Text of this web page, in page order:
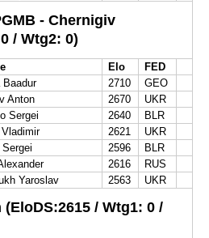
- Chernigiv
/ Wtg2: 0)
Elo
FED
Baadur 2710
GEO
Anton 2670
UKR
Sergei 2640
BLR
2621
UKR
2596
BLR
2616
RUS
Yaroslav 2563 UKR
/ Wtg1: 0 /